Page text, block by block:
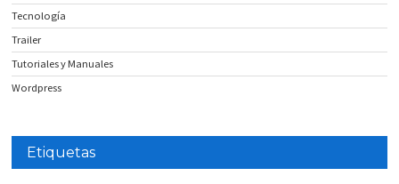
Tecnología
Trailer
Tutoriales y Manuales
Wordpress
Etiquetas